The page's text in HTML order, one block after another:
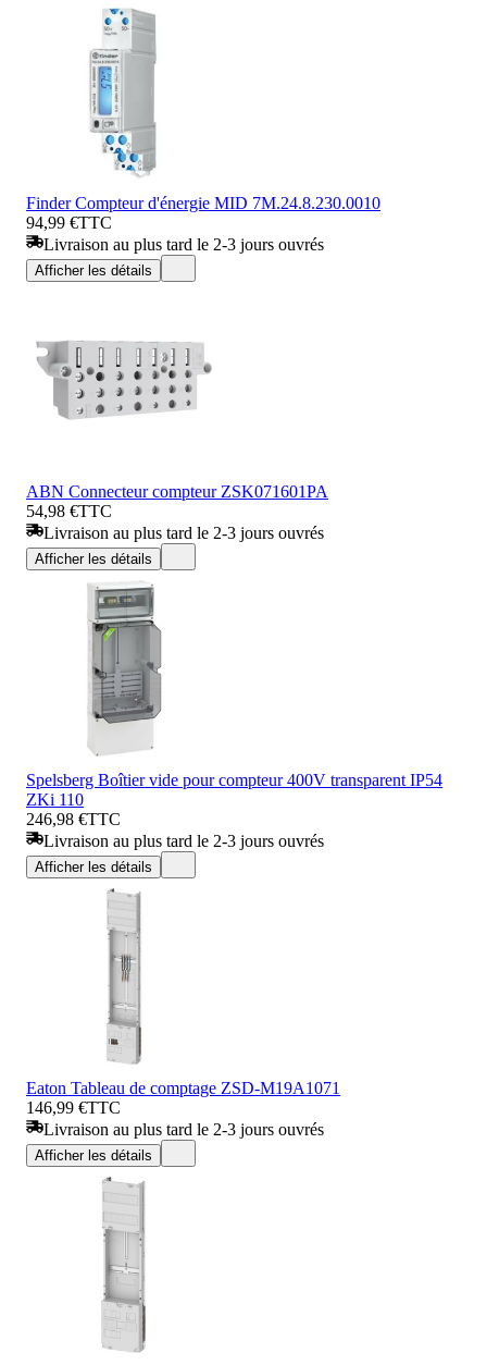
Finder Compteur d'énergie MID 7M.24.8.230.0010
94,99 €TTC
Livraison au plus tard le 2-3 jours ouvrés
Afficher les détails
ABN Connecteur compteur ZSK071601PA
54,98 €TTC
Livraison au plus tard le 2-3 jours ouvrés
Afficher les détails
Spelsberg Boîtier vide pour compteur 400V transparent IP54
ZKi 110
246,98 €TTC
Livraison au plus tard le 2-3 jours ouvrés
Afficher les détails
Eaton Tableau de comptage ZSD-M19A1071
146,99 €TTC
Livraison au plus tard le 2-3 jours ouvrés
Afficher les détails